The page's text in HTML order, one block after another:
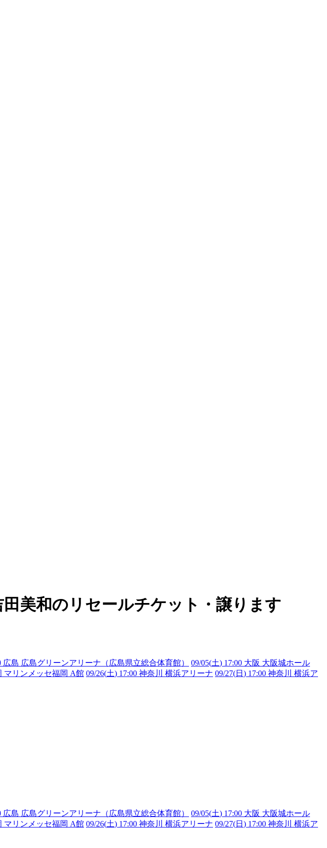
美和のリセールチケット・譲ります
広島 広島グリーンアリーナ（広島県立総合体育館） 09/05(土) 17:00 大阪 大阪城ホール
マリンメッセ福岡 A館 09/26(土) 17:00 神奈川 横浜アリーナ 09/27(日 ) 17:00 神奈川 横浜ア
広島 広島グリーンアリーナ（広島県立総合体育館） 09/05(土) 17:00 大阪 大阪城ホール
マリンメッセ福岡 A館 09/26(土) 17:00 神奈川 横浜アリーナ 09/27(日 ) 17:00 神奈川 横浜ア